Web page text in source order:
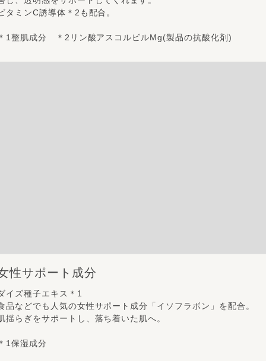
タミンC誘導体＊2も配合。
1整肌成分 ＊2リン酸アスコルビルMg(製品の抗酸化剤)
性サポート成分
イズ種子エキス＊1
品などでも人気の女性サポート成分「イソフラボン」を配合。
揺らぎをサポートし、落ち着いた肌へ。
1保湿成分